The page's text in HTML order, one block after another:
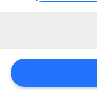
SULLA
PRIVACY